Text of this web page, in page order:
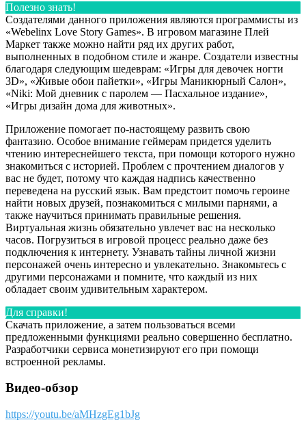
Полезно знать!
Создателями данного приложения являются программисты из
«Webelinx Love Story Games». В игровом магазине Плей
Маркет также можно найти ряд их других работ,
выполненных в подобном стиле и жанре. Создатели известны
благодаря следующим шедеврам: «Игры для девочек ногти
3D», «Живые обои пайетки», «Игры Маникюрный Салон»,
«Niki: Мой дневник с паролем — Пасхальное издание»,
«Игры дизайн дома для животных».
Приложение помогает по-настоящему развить свою
фантазию. Особое внимание геймерам придется уделить
чтению интереснейшего текста, при помощи которого нужно
знакомиться с историей. Проблем с прочтением диалогов у
вас не будет, потому что каждая надпись качественно
переведена на русский язык. Вам предстоит помочь героине
найти новых друзей, познакомиться с милыми парнями, а
также научиться принимать правильные решения.
Виртуальная жизнь обязательно увлечет вас на несколько
часов. Погрузиться в игровой процесс реально даже без
подключения к интернету. Узнавать тайны личной жизни
персонажей очень интересно и увлекательно. Знакомьтесь с
другими персонажами и помните, что каждый из них
обладает своим удивительным характером.
Для справки!
Скачать приложение, а затем пользоваться всеми
предложенными функциями реально совершенно бесплатно.
Разработчики сервиса монетизируют его при помощи
встроенной рекламы.
Видео-обзор
https://youtu.be/aMHzgEg1bJg